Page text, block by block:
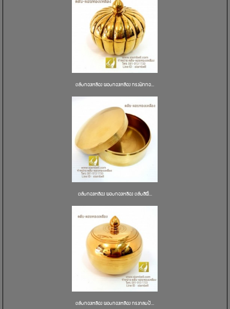
ตลับทองเหลือง ผอบทองเหลือง ทรงฟักทอ...
ตลับทองเหลือง ผอบทองเหลือง ตลับสีผึ...
ตลับทองเหลือง ผอบทองเหลือง ทรงกลมป้...